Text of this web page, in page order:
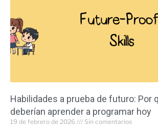
Habilidades a prueba de futuro: Por
deberían aprender a programar hoy
19 de febrero de 2026 Sin comentarios